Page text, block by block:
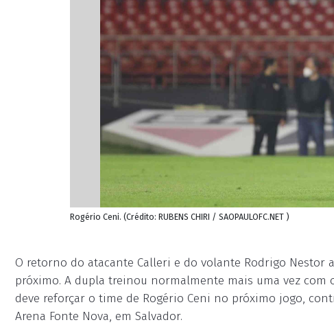
Rogério Ceni. (Crédito: RUBENS CHIRI / SAOPAULOFC.NET )
O retorno do atacante Calleri e do volante Rodrigo Nestor
próximo. A dupla treinou normalmente mais uma vez
deve reforçar o time de Rogério Ceni no próximo jogo,
Arena Fonte Nova, em Salvador.